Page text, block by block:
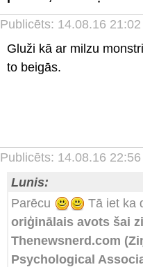
Publicēts: 14.08.16 21:02
Gluži kā ar milzu
to beigās.
Publicēts: 14.08.16 22:56
Lunis:
Parēcu
Tā iet ka
oriģinālais avots šai
Thenewsnerd.com
Psychological